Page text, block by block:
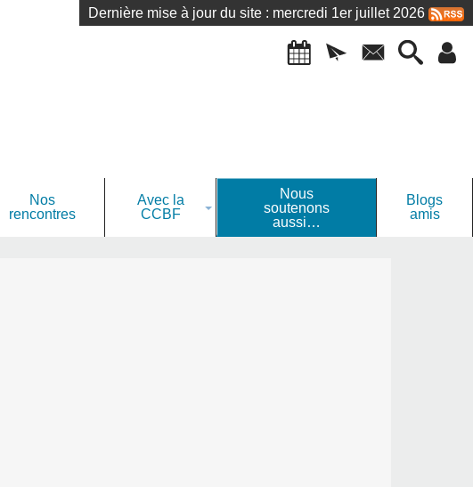
Dernière mise à jour du site : mercredi 1er juillet 2026
Nos
rencontres
Avec la
CCBF
Nous
soutenons
aussi…
Blogs
amis